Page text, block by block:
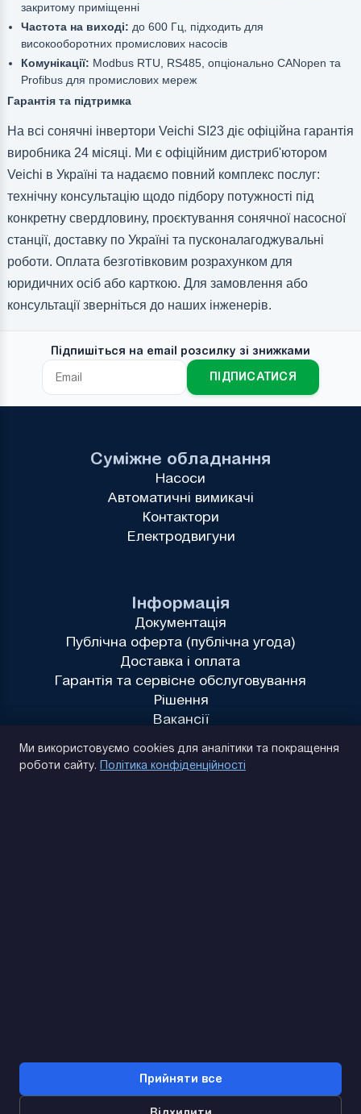
закритому приміщенні
Частота на виході: до 600 Гц, підходить для
високооборотних промислових насосів
Комунікації: Modbus RTU, RS485, опціонально CANopen та
Profibus для промислових мереж
Гарантія та підтримка
На всі сонячні інвертори Veichi SI23 діє офіційна гарантія
виробника 24 місяці. Ми є офіційним дистриб'ютором
Veichi в Україні та надаємо повний комплекс послуг:
технічну консультацію щодо підбору потужності під
конкретну свердловину, проєктування сонячної насосної
станції, доставку по Україні та пусконалагоджувальні
роботи. Оплата безготівковим розрахунком для
юридичних осіб або карткою. Для замовлення або
консультації зверніться до наших інженерів.
Підпишіться на email розсилку зі знижками
ПІДПИСАТИСЯ
Інформація
Документація
Публічна оферта (публічна угода)
Доставка і оплата
Гарантія та сервісне обслуговування
Рішення
Вакансії
Суміжне обладнання
Насоси
Автоматичні вимикачі
Контактори
Електродвигуни
Ми використовуємо cookies для аналітики та покращення
роботи сайту. Політика конфіденційності
Прийняти все